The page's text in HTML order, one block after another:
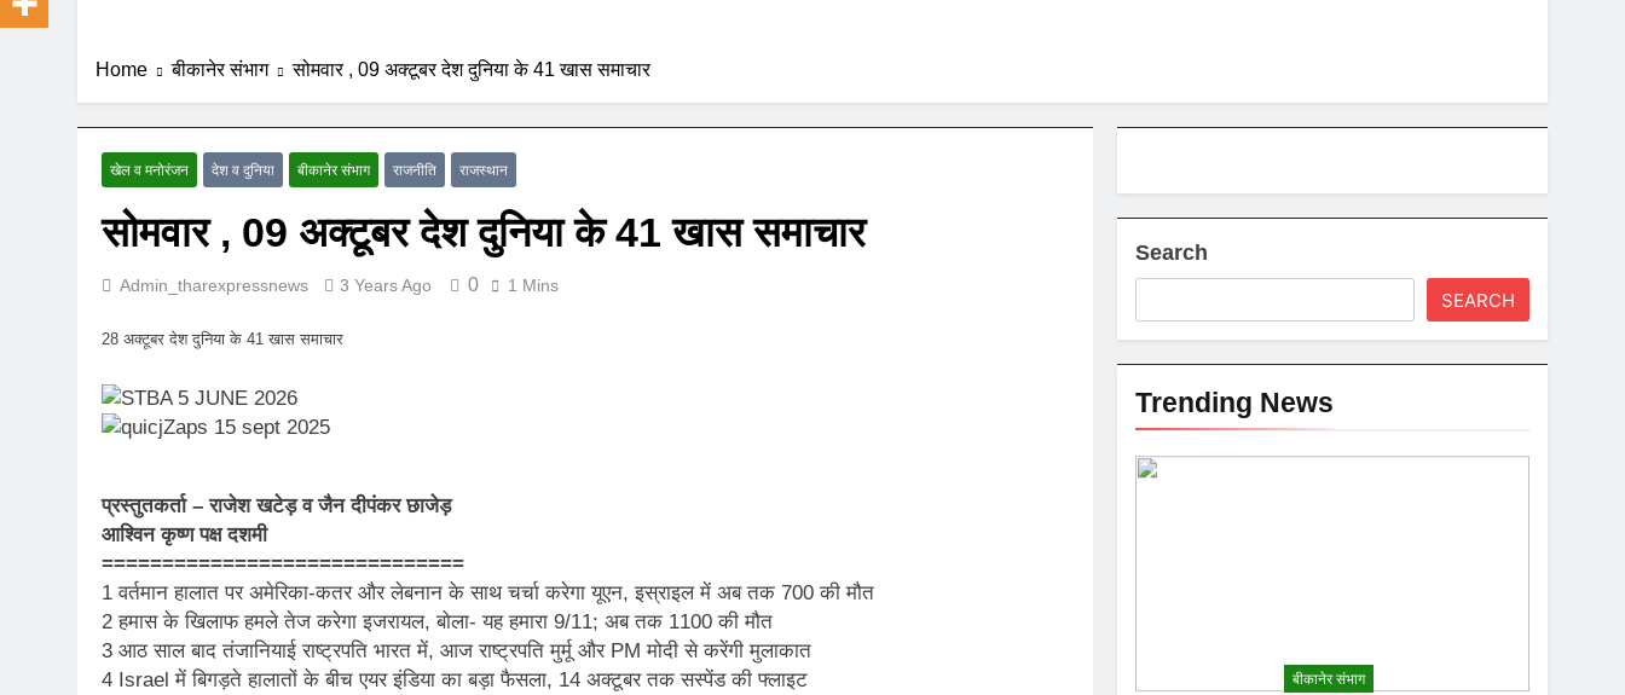
Home बीकानेर संभाग सोमवार , 09 अक्टूबर देश दुनिया के 41 खास समाचार
खेल व मनोरंजन देश व दुनिया बीकानेर संभाग राजनीति राजस्थान
सोमवार , 09 अक्टूबर देश दुनिया के 41 खास समाचार
Admin_tharexpressnews 3 Years Ago 0 1 Mins
28 अक्टूबर देश दुनिया के 41 खास समाचार
प्रस्तुतकर्ता – राजेश खटेड़ व जैन दीपंकर छाजेड़
आश्विन कृष्ण पक्ष दशमी
==============================
1 वर्तमान हालात पर अमेरिका-कतर और लेबनान के साथ चर्चा करेगा यूएन, इस्राइल में अब तक 700 की मौत
2 हमास के खिलाफ हमले तेज करेगा इजरायल, बोला- यह हमारा 9/11; अब तक 1100 की मौत
3 आठ साल बाद तंजानियाई राष्ट्रपति भारत में, आज राष्ट्रपति मुर्मू और PM मोदी से करेंगी मुलाकात
4 Israel में बिगड़ते हालातों के बीच एयर इंडिया का बड़ा फैसला, 14 अक्टूबर तक सस्पेंड की फ्लाइट
Search
SEARCH
Trending News
बीकानेर संभाग